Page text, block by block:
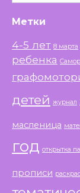
Метки
4-5 лет 8 марта
ребенка
детей журнал
масленица
год открытка
прописи